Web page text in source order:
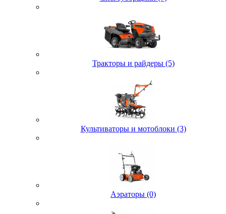
Тракторы и райдеры (5)
Культиваторы и мотоблоки (3)
Аэраторы (0)